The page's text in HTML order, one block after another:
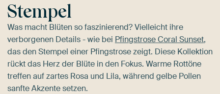
Stempel
Was macht Blüten so faszinierend? Vielleicht ihre
verborgenen Details - wie bei Pfingstrose Coral Sunset,
das den Stempel einer Pfingstrose zeigt. Diese Kollektion
rückt das Herz der Blüte in den Fokus. Warme Rottöne
treffen auf zartes Rosa und Lila, während gelbe Pollen
sanfte Akzente setzen.